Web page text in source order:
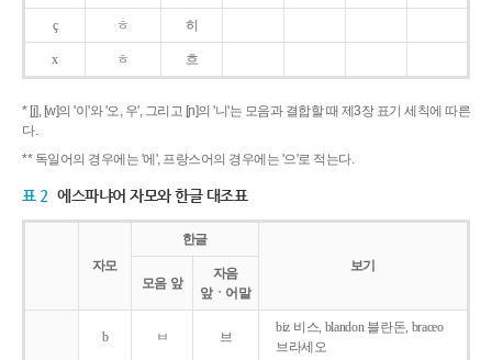
ç ㅎ 히
x ㅎ 흐
* [j], [w]의 '이'와 '오, 우', 그리고 [ɲ]의 '니'는 모음과 결합할 때 제3장 표기 세칙에 따른
다.
** 독일어의 경우에는 '에', 프랑스어의 경우에는 '으'로 적는다.
표 2 에스파냐어 자모와 한글 대조표
자모
한글
보기
모음 앞
자음
앞ㆍ어말
b ㅂ 브
biz 비스, blandon 블란돈, braceo
브라세오